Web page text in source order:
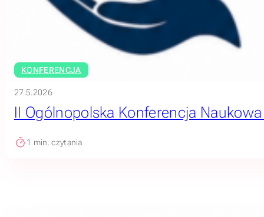
KONFERENCJA
27.5.2026
II Ogólnopolska Konferencja
1 min. czytania